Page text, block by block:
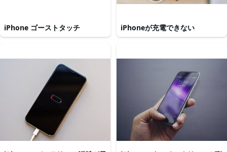
iPhone ゴーストタッチ iPhoneが充電できない